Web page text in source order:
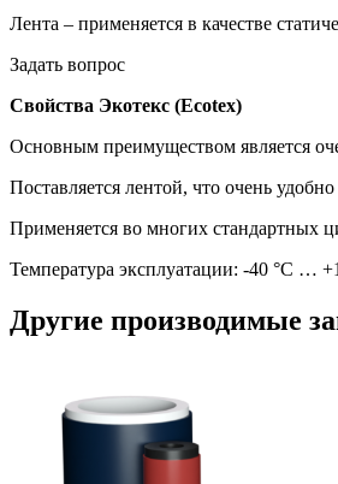
Лента – применяется в качестве
Задать вопрос
Свойства Экотекс (Ecotex)
Основным преимуществом является
Поставляется лентой, что очень
Применяется во многих стандартных
Температура эксплуатации: -40 °C …
Другие производимые